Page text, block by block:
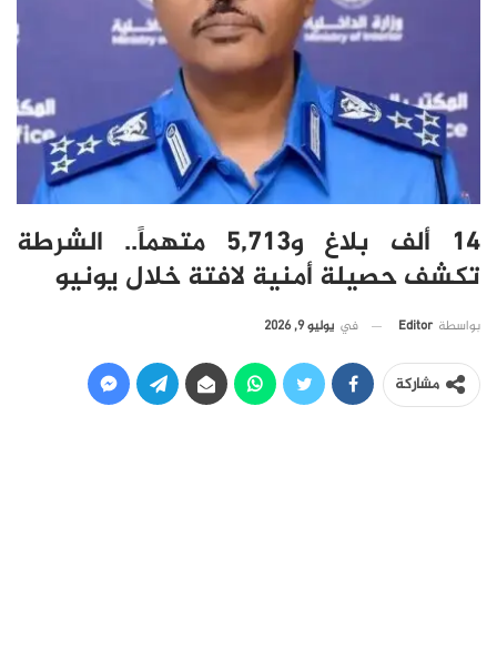
14 ألف بلاغ و5,713 متهماً.. الشرطة
تكشف حصيلة أمنية لافتة خلال يونيو
بواسطة Editor في يوليو 9, 2026
مشاركة